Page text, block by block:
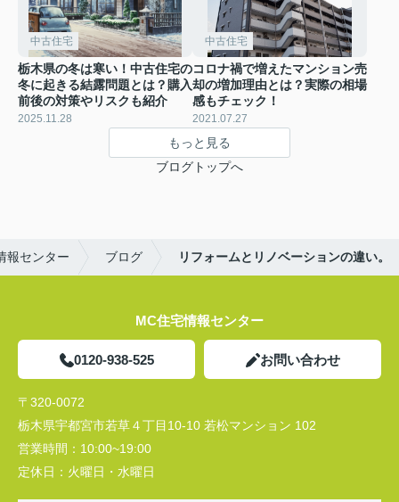
中古住宅
栃木県の冬は寒い！中古住宅の
冬に起きる結露問題とは？購入
前後の対策やリスクも紹介
2025.11.28
中古住宅
コロナ禍で増えたマンション売
却の増加理由とは？実際の相場
感もチェック！
2021.07.27
もっと見る
ブログトップへ
報センター ブログ リフォームとリノベーションの違い。
MC住宅情報センター
0120-938-525 お問い合わせ
〒320-0072
栃木県宇都宮市若草４丁目10-10 若松マンション 102
営業時間： 10:00~19:00
定休日： 火曜日・水曜日